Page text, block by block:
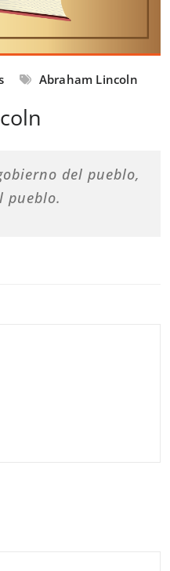
Abraham Lincoln
del pueblo,
pueblo.